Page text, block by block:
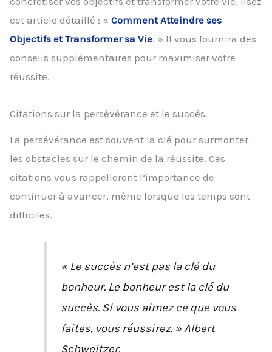
cet article détaillé : « Comment Atteindre ses
Objectifs et Transformer sa Vie. » Il vous fournira des
conseils supplémentaires pour maximiser votre
réussite.
Citations sur la persévérance et le succès.
La persévérance est souvent la clé pour surmonter
les obstacles sur le chemin de la réussite. Ces
citations vous rappelleront l’importance de
continuer à avancer, même lorsque les temps sont
difficiles.
« Le succès n’est pas la clé du
bonheur. Le bonheur est la clé du
succès. Si vous aimez ce que vous
faites, vous réussirez. » Albert
Schweitzer.